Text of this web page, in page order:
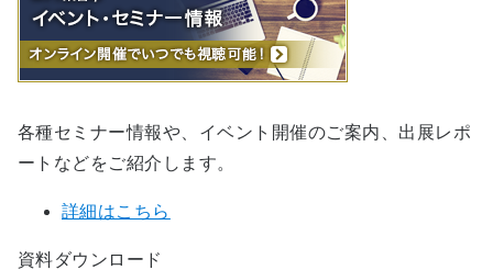
各種セミナー情報や、イベント開催のご案内、出展レポ
ートなどをご紹介します。
詳細はこちら
資料ダウンロード